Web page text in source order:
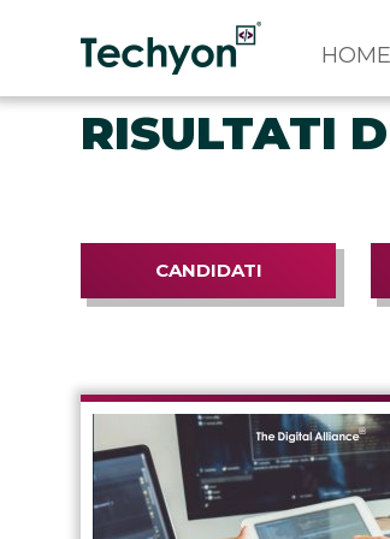
HOME
RISULTATI
CANDIDATI